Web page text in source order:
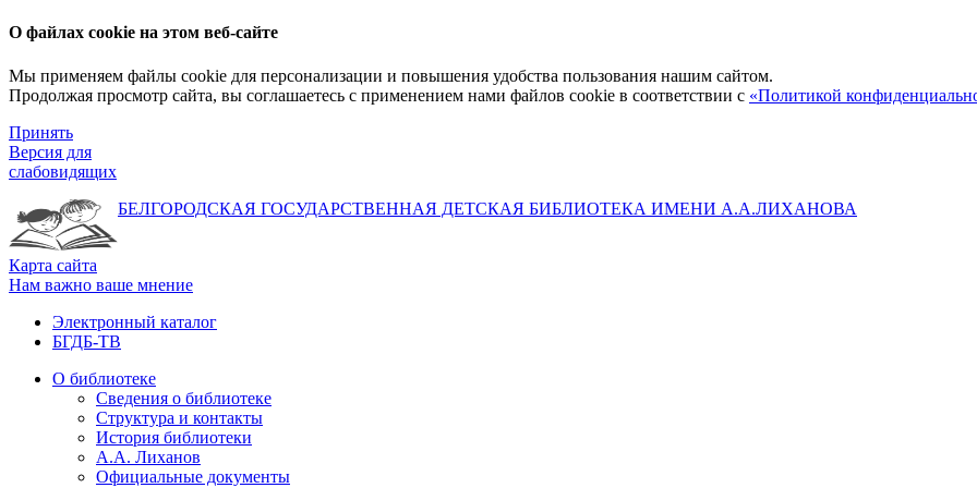
О файлах cookie на этом веб-сайте
Мы применяем файлы cookie для персонализации и повышения удобства пользования нашим сайтом.
Продолжая просмотр сайта, вы соглашаетесь с применением нами файлов cookie в соответствии с «Политикой
Принять
Версия для
слабовидящих
БЕЛГОРОДСКАЯ ГОСУДАРСТВЕННАЯ ДЕТСКАЯ БИБЛИОТЕКА ИМЕНИ А.А.ЛИХАНОВА
Карта сайта
Нам важно ваше мнение
Электронный каталог
БГДБ-ТВ
О библиотеке
Сведения о библиотеке
Структура и контакты
История библиотеки
А.А. Лиханов
Официальные документы